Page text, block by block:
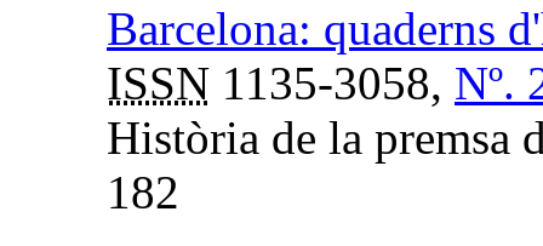
Barcelona: quaderns
ISSN 1135-3058, Nº.
Història de la premsa
182